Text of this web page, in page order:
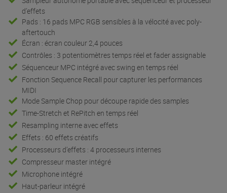
d’effets
Pads : 16 pads MPC RGB sensibles à la vélocité avec poly-
aftertouch
Écran : écran couleur 2,4 pouces
Contrôles : 3 potentiomètres temps réel et fader assignable
Séquenceur MPC intégré avec swing en temps réel
Fonction Sequence Recall pour capturer les performances
MIDI
Mode Sample Chop pour découpe rapide des samples
Time-Stretch et RePitch en temps réel
Resampling interne avec effets
Effets : 60 effets créatifs
Processeurs d’effets : 4 processeurs internes
Compresseur master intégré
Microphone intégré
Haut-parleur intégré